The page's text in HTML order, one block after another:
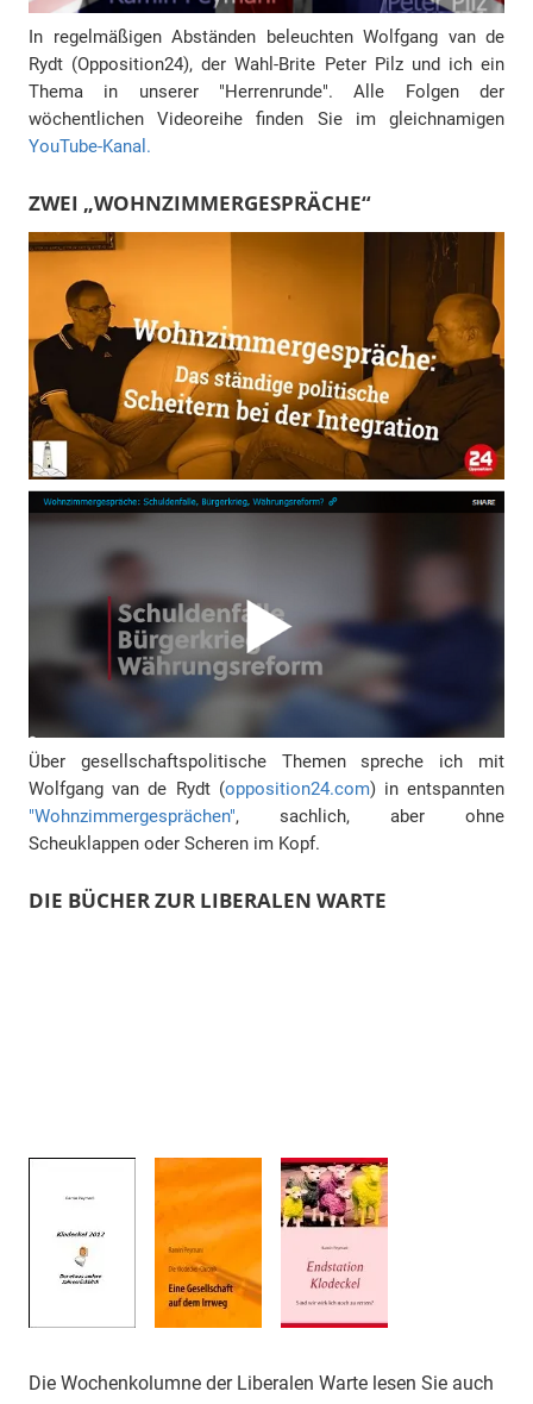
In regelmäßigen Abständen beleuchten Wolfgang van de
Rydt (Opposition24), der Wahl-Brite Peter Pilz und ich ein
Thema in unserer "Herrenrunde". Alle Folgen der
wöchentlichen Videoreihe finden Sie im gleichnamigen
YouTube-Kanal.
ZWEI „WOHNZIMMERGESPRÄCHE“
Über gesellschaftspolitische Themen spreche ich mit
Wolfgang van de Rydt (opposition24.com) in entspannten
"Wohnzimmergesprächen", sachlich, aber ohne
Scheuklappen oder Scheren im Kopf.
DIE BÜCHER ZUR LIBERALEN WARTE
Die Wochenkolumne der Liberalen Warte lesen Sie auch